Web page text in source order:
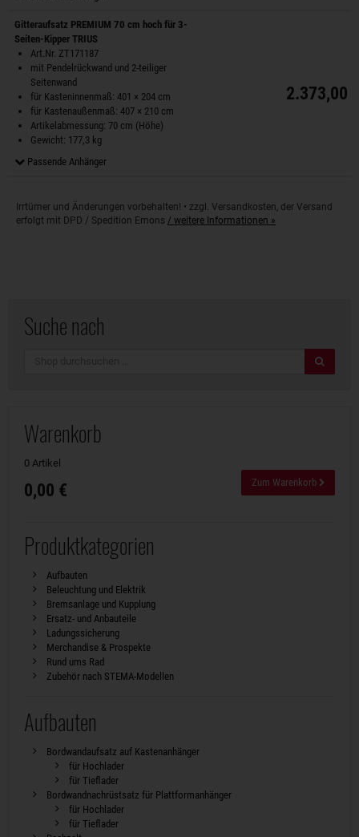
Gitteraufsatz PREMIUM 70 cm hoch für 3-
Seiten-Kipper TRIUS
Art.Nr. ZT171187
mit Pendelrückwand und 2-teiliger
Seitenwand
für Kasteninnenmaß: 401 × 204 cm
für Kastenaußenmaß: 407 × 210 cm
Artikelabmessung: 70 cm (Höhe)
Gewicht: 177,3 kg
Passende Anhänger
2.373,00
Irrtümer und Änderungen vorbehalten! • zzgl. Versandkosten, der Versand
erfolgt mit DPD / Spedition Emons / weitere Informationen »
Suche nach
Warenkorb
0 Artikel
0,00 € Zum Warenkorb
Produktkategorien
Aufbauten
Beleuchtung und Elektrik
Bremsanlage und Kupplung
Ersatz- und Anbauteile
Ladungssicherung
Merchandise & Prospekte
Rund ums Rad
Zubehör nach STEMA-Modellen
Aufbauten
Bordwandaufsatz auf Kastenanhänger
für Hochlader
für Tieflader
Bordwandnachrüstsatz für Plattformanhänger
für Hochlader
für Tieflader